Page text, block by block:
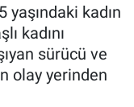
yaşındaki kadın
kadını
sürücü ve
olay yerinden